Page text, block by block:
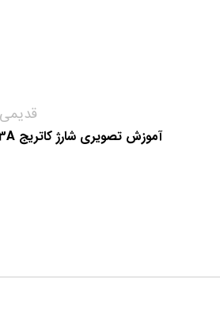
آموزش تصویری شارژ کاتریج 83A